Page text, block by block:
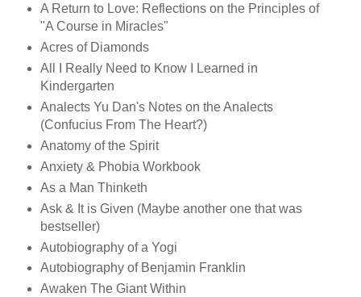
A Return to Love: Reflections on the Principles of
"A Course in Miracles"
Acres of Diamonds
All I Really Need to Know I Learned in
Kindergarten
Analects Yu Dan's Notes on the Analects
(Confucius From The Heart?)
Anatomy of the Spirit
Anxiety & Phobia Workbook
As a Man Thinketh
Ask & It is Given (Maybe another one that was
bestseller)
Autobiography of a Yogi
Autobiography of Benjamin Franklin
Awaken The Giant Within